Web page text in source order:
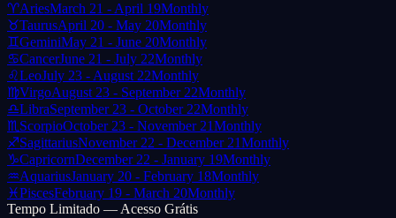
♈AriesMarch 21 - April 19Monthly
♉TaurusApril 20 - May 20Monthly
♊GeminiMay 21 - June 20Monthly
♋CancerJune 21 - July 22Monthly
♌LeoJuly 23 - August 22Monthly
♍VirgoAugust 23 - September 22Monthly
♎LibraSeptember 23 - October 22Monthly
♏ ScorpioOctober 23 - November 21Monthly
♐SagittariusNovember 22 - December 21Monthly
♑CapricornDecember 22 - January 19Monthly
♒AquariusJanuary 20 - February 18Monthly
♓PiscesFebruary 19 - March 20Monthly
Tempo Limitado — Acesso Grátis